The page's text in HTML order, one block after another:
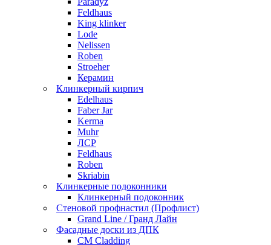
Feldhaus
King klinker
Lode
Nelissen
Roben
Stroeher
Керамин
Клинкерный кирпич
Edelhaus
Faber Jar
Kerma
Muhr
ЛСР
Feldhaus
Roben
Skriabin
Клинкерные подоконники
Клинкерный подоконник
Стеновой профнастил (Профлист)
Grand Line / Гранд Лайн
Фасадные доски из ДПК
CM Cladding